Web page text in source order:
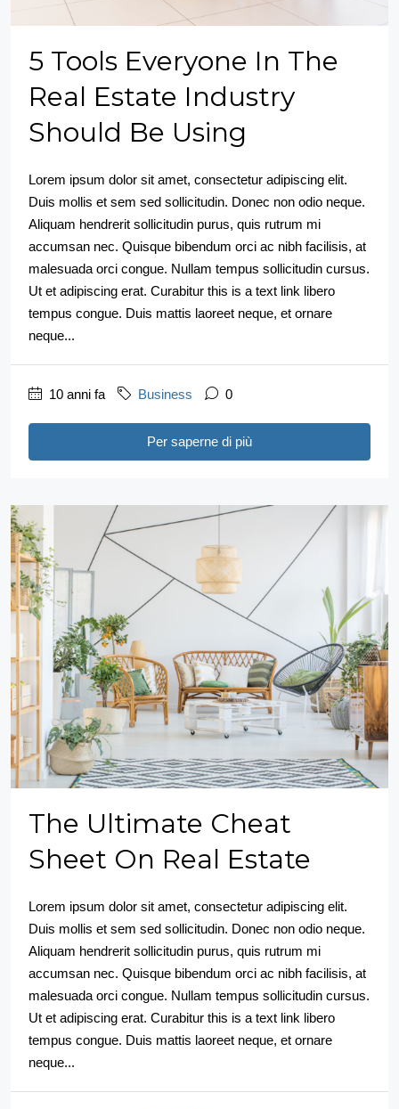
5 Tools Everyone In The
Real Estate Industry
Should Be Using
Lorem ipsum dolor sit amet, consectetur adipiscing elit.
Duis mollis et sem sed sollicitudin. Donec non odio neque.
Aliquam hendrerit sollicitudin purus, quis rutrum mi
accumsan nec. Quisque bibendum orci ac nibh facilisis, at
malesuada orci congue. Nullam tempus sollicitudin cursus.
Ut et adipiscing erat. Curabitur this is a text link libero
tempus congue. Duis mattis laoreet neque, et ornare
neque...
10 anni fa Business 0
Per saperne di più
The Ultimate Cheat
Sheet On Real Estate
Lorem ipsum dolor sit amet, consectetur adipiscing elit.
Duis mollis et sem sed sollicitudin. Donec non odio neque.
Aliquam hendrerit sollicitudin purus, quis rutrum mi
accumsan nec. Quisque bibendum orci ac nibh facilisis, at
malesuada orci congue. Nullam tempus sollicitudin cursus.
Ut et adipiscing erat. Curabitur this is a text link libero
tempus congue. Duis mattis laoreet neque, et ornare
neque...